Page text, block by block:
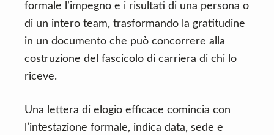
formale l’impegno e i risultati di una persona o
di un intero team, trasformando la gratitudine
in un documento che può concorrere alla
costruzione del fascicolo di carriera di chi lo
riceve.
Una lettera di elogio efficace comincia con
l’intestazione formale, indica data, sede e